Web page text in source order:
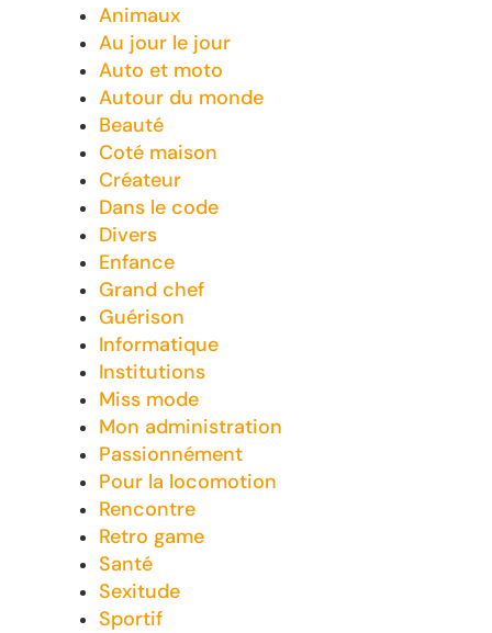
Animaux
Au jour le jour
Auto et moto
Autour du monde
Beauté
Coté maison
Créateur
Dans le code
Divers
Enfance
Grand chef
Guérison
Informatique
Institutions
Miss mode
Mon administration
Passionnément
Pour la locomotion
Rencontre
Retro game
Santé
Sexitude
Sportif